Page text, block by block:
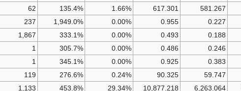
581.267
617.301
1.66%
135.4%
62
0.227
0.955
0.00%
1,949.0%
237
0.188
0.493
0.00%
333.1%
1,867
0.246
0.486
0.00%
305.7%
1
0.383
0.925
0.00%
345.1%
1
59.747
90.325
0.24%
276.6%
119
6,263.064
10,877.218
29.34%
453.8%
1,133